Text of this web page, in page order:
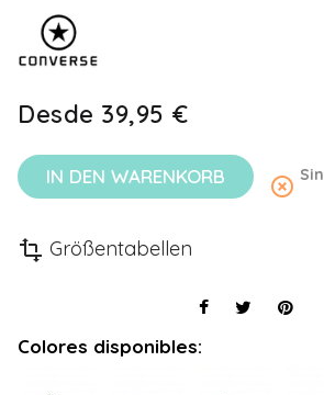
Desde 39,95 €
IN DEN WARENKORB highlight_off
transform Größentabellen
Colores disponibles: